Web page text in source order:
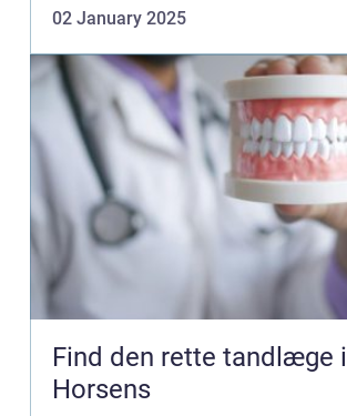
02 January 2025
Find den rette tandlæge i
Horsens